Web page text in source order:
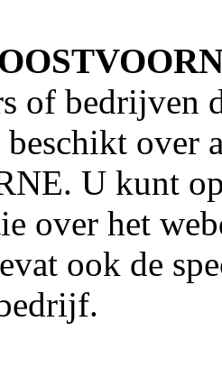
of bedrijven
beschikt over
U kunt
over het
ook de